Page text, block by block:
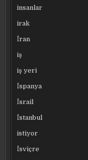
insanlar
irak
İran
iş
iş yeri
İspanya
İsrail
İstanbul
istiyor
İsviçre